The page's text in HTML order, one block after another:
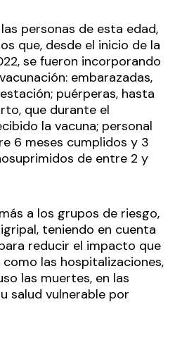
personas de esta edad,
que, desde el inicio de la
se fueron incorporando
embarazadas,
puérperas, hasta
que durante el
la vacuna; personal
6 meses cumplidos y 3
de entre 2 y
a los grupos de riesgo,
teniendo en cuenta
reducir el impacto que
las hospitalizaciones,
las muertes, en las
salud vulnerable por